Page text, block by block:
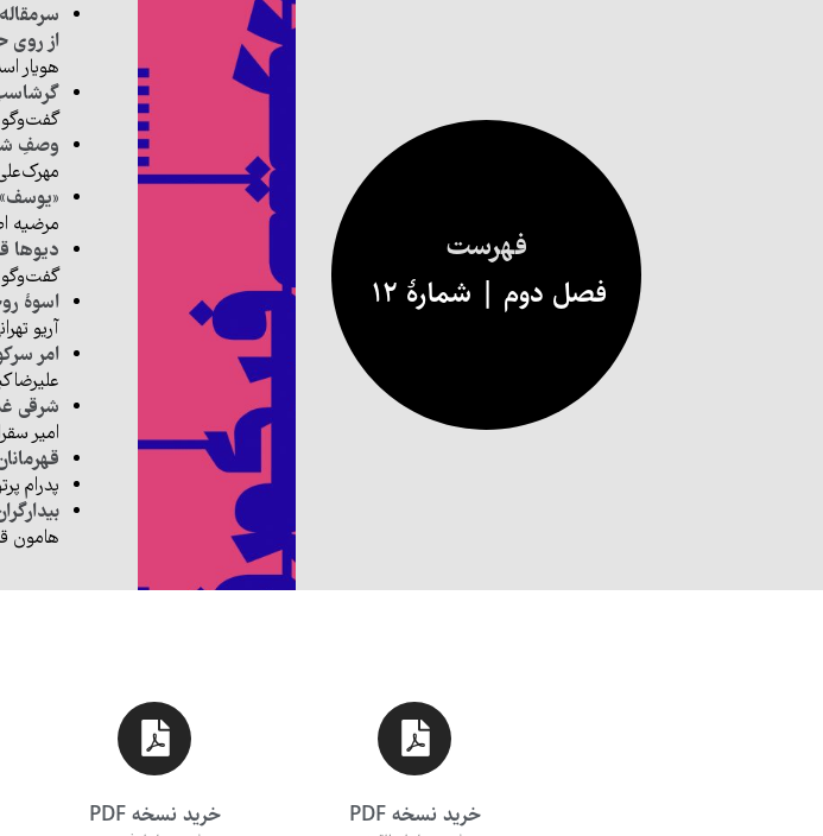
فهرست
فصل دوم | شمارهٔ ۱۲
سرمقاله
از روی
هویار
گفت‌وگو
وصفِ
مرضیه
دیوها
گفت‌وگو
اسوۀ
آریو
امر
علیرضا
شرقی
امیر
پدرام
هامون
خرید نسخه PDF خرید نسخه PDF